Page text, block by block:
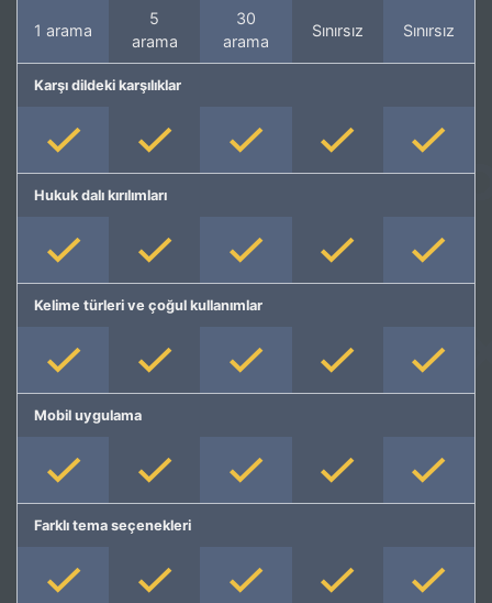
1 arama
5
arama
30
arama
Sınırsız Sınırsız
Karşı dildeki karşılıklar
Hukuk dalı kırılımları
Kelime türleri ve çoğul kullanımlar
Mobil uygulama
Farklı tema seçenekleri